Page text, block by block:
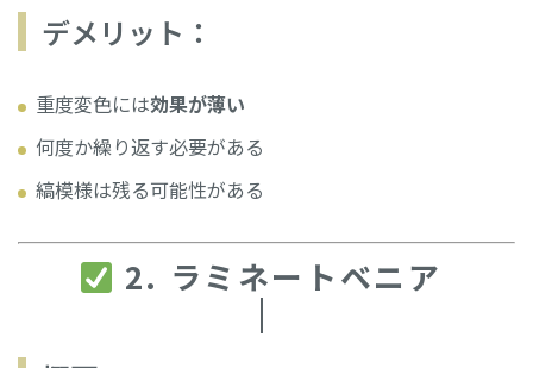
デメリット：
重度変色には効果が薄い
何度か繰り返す必要がある
縞模様は残る可能性がある
2. ラミネートベニア